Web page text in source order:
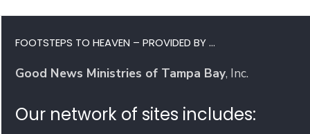
FOOTSTEPS TO HEAVEN – PROVIDED BY …
Good News Ministries of Tampa Bay, Inc.
Our network of sites includes: